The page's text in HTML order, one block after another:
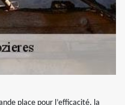
place pour l’efficacité, la